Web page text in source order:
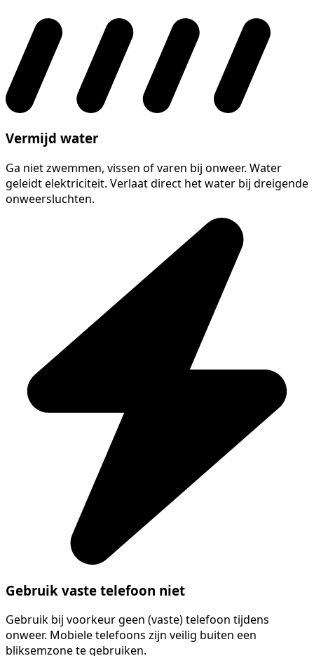
Vermijd water
Ga niet zwemmen, vissen of varen bij onweer. Water
geleidt elektriciteit. Verlaat direct het water bij dreigende
onweersluchten.
Gebruik vaste telefoon niet
Gebruik bij voorkeur geen (vaste) telefoon tijdens
onweer. Mobiele telefoons zijn veilig buiten een
bliksemzone te gebruiken.